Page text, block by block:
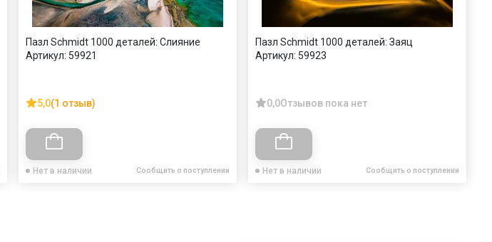
Пазл Schmidt 1000 деталей: Слияние
Артикул: 59921
5,0(1 отзыв)
Нет в наличии Сообщить о поступлении
Пазл Schmidt 1000 деталей: Заяц
Артикул: 59923
0,0Отзывов пока нет
Нет в наличии Сообщить о поступлении